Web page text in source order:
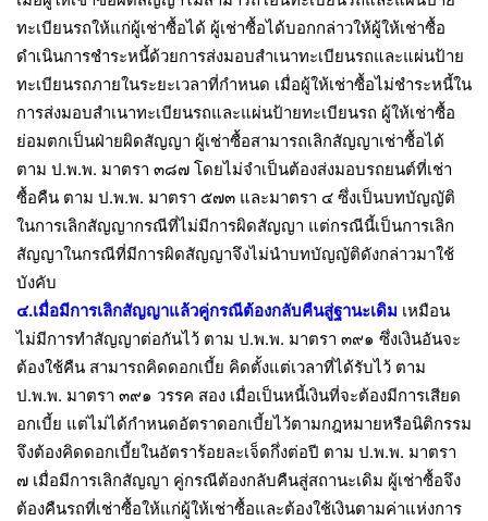
ทะเบียนรถให้แก่ผู้เช่าซื้อได้ ผู้เช่าซื้อได้บอกกล่าวให้ผู้ให้เช่าซื้อ
ดำเนินการชำระหนี้ด้วยการส่งมอบสำเนาทะเบียนรถและแผ่นป้าย
ทะเบียนรถภายในระยะเวลาที่กำหนด เมื่อผู้ให้เช่าซื้อไม่ชำระหนี้ใน
การส่งมอบสำเนาทะเบียนรถและแผ่นป้ายทะเบียนรถ ผู้ให้เช่าซื้อ
ย่อมตกเป็นฝ่ายผิดสัญญา ผู้เช่าซื้อสามารถเลิกสัญญาเช่าซื้อได้
ตาม ป.พ.พ. มาตรา ๓๘๗ โดยไม่จำเป็นต้องส่งมอบรถยนต์ที่เช่า
ซื้อคืน ตาม ป.พ.พ. มาตรา ๕๗๓ และมาตรา ๔ ซึ่งเป็นบทบัญญัติ
ในการเลิกสัญญากรณีที่ไม่มีการผิดสัญญา แต่กรณีนี้เป็นการเลิก
สัญญาในกรณีที่มีการผิดสัญญาจึงไม่นำบทบัญญัติดังกล่าวมาใช้
บังคับ
๔.เมื่อมีการเลิกสัญญาแล้วคู่กรณีต้องกลับคืนสู่ฐานะเดิม เหมือน
ไม่มีการทำสัญญาต่อกันไว้ ตาม ป.พ.พ. มาตรา ๓๙๑ ซึ่งเงินอันจะ
ต้องใช้คืน สามารถคิดดอกเบี้ย คิดตั้งแต่เวลาที่ได้รับไว้ ตาม
ป.พ.พ. มาตรา ๓๙๑ วรรค สอง เมื่อเป็นหนี้เงินที่จะต้องมีการเสียด
อกเบี้ย แต่ไม่ได้กำหนดอัตราดอกเบี้ยไว้ตามกฎหมายหรือนิติกรรม
จึงต้องคิดดอกเบี้ยในอัตราร้อยละเจ็ดกึ่งต่อปี ตาม ป.พ.พ. มาตรา
๗ เมื่อมีการเลิกสัญญา คู่กรณีต้องกลับคืนสู่สถานะเดิม ผู้เช่าซื้อจึง
ต้องคืนรถที่เช่าซื้อให้แก่ผู้ให้เช่าซื้อและต้องใช้เงินตามค่าแห่งการ